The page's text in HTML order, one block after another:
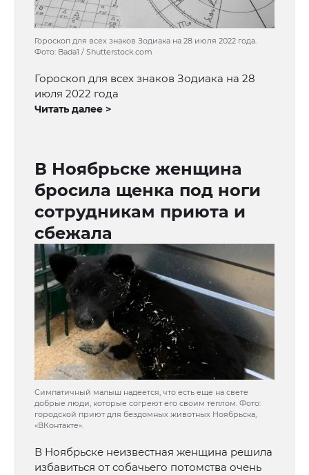
Гороскоп для всех знаков Зодиака на 28 июля 2022 года.
Фото: Bada1 / Shutterstock.com
Гороскоп для всех знаков Зодиака на 28
июля 2022 года
Читать далее >
В Ноябрьске женщина
бросила щенка под ноги
сотрудникам приюта и
сбежала
Симпатичный малыш надеется, что есть еще на свете
добрые люди, которые согреют его своим теплом. Фото:
городской приют для бездомных животных Ноябрьска,
«ВКонтакте».
В Ноябрьске неизвестная женщина решила
избавиться от собачьего потомства очень